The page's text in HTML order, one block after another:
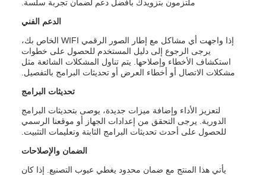
ملتزمون بتزويدك بأفضل دعم لضمان تجربة سلسة.
الدعم الفني
إذا واجهت أي مشاكل مع إطار الصور الرقمي WIFI الخاص بك،
يرجى الرجوع إلى دليل المستخدم للحصول على خطوات
استكشاف الأخطاء وإصلاحها. يتم تناول المشكلات الشائعة مثل
مشكلات الاتصال أو أخطاء العرض أو تحديثات البرامج بالتفصيل.
تحديثات البرامج
لتعزيز الأداء وإضافة ميزات جديدة، يوصى بتحديثات البرامج
الدورية. يرجى التحقق من إعدادات الجهاز أو موقعنا الرسمي
للحصول على أحدث تحديثات البرامج الثابتة وتعليمات التثبيت.
الضمان والإصلاحات
يأتي هذا المنتج مع ضمان محدود يغطي عيوب التصنيع. إذا كان